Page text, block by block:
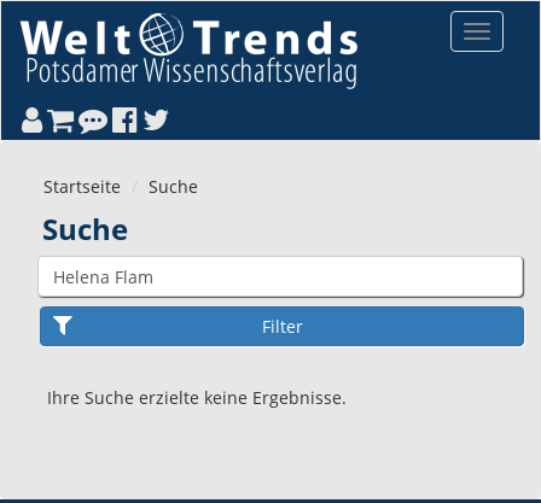
Toggle
Startseite Suche
Suche
Ihre Suche erzielte keine Ergebnisse.